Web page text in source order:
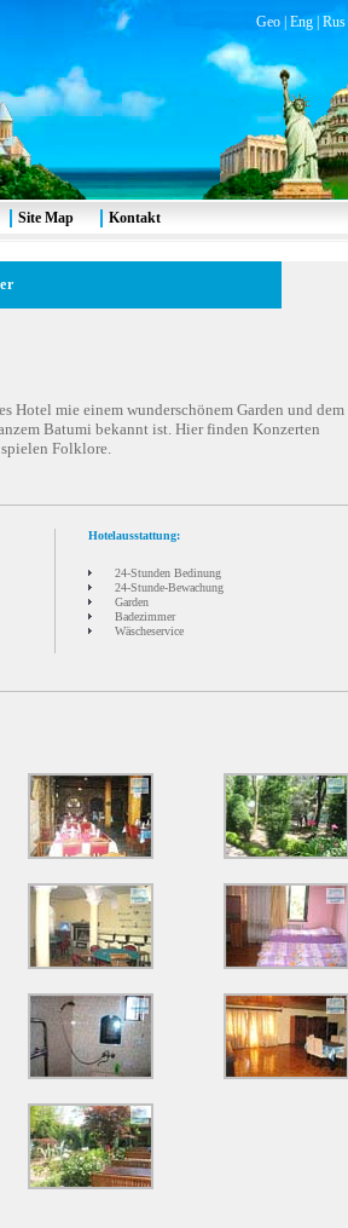
Geo| Eng| Rus|
Hotel mie einem wunderschönem Garden und dem
Batumi bekannt ist. Hier finden Konzerten
Folklore.
Hotelausstattung:
24-Stunden Bedinung
24-Stunde-Bewachung
Garden
Badezimmer
Wäscheservice
Site Map Kontakt